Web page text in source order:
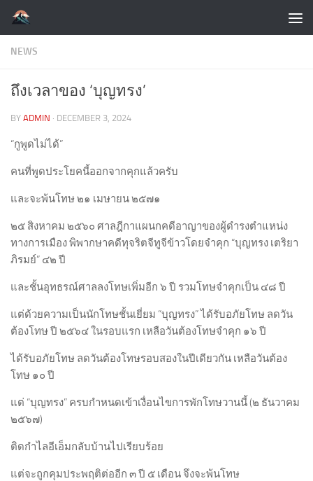
Skip to content
NEWS
ถึงเวลาของ ‘บุญทรง’
BY ADMIN · DECEMBER 3, 2024
“กูพูดไม่ได้”
คนที่พูดประโยคนี้ออกจากคุกแล้วครับ
และจะพ้นโทษ ๒๑ เมษายน ๒๕๗๑
๒๕ สิงหาคม ๒๕๖๐ ศาลฎีกาแผนกคดีอาญาของผู้ดำรงตำแหน่ง
ทางการเมือง พิพากษาคดีทุจริตจีทูจีข้าวโดยจำคุก “บุญทรง เตริยา
ภิรมย์” ๔๒ ปี
และชั้นอุทธรณ์ศาลลงโทษเพิ่มอีก ๖ ปี รวมโทษจำคุกเป็น ๔๘ ปี
แต่ด้วยความเป็นนักโทษชั้นเยี่ยม “บุญทรง” ได้รับอภัยโทษ ลดวัน
ต้องโทษ ปี ๒๕๖๔ ในรอบแรก เหลือวันต้องโทษจำคุก ๑๖ ปี
ได้รับอภัยโทษ ลดวันต้องโทษรอบสองในปีเดียวกัน เหลือวันต้อง
โทษ ๑๐ ปี
แต่ “บุญทรง” ครบกำหนดเข้าเงื่อนไขการพักโทษวานนี้ (๒ ธันวาคม
๒๕๖๗)
ติดกำไลอีเอ็มกลับบ้านไปเรียบร้อย
แต่จะถูกคุมประพฤติต่ออีก ๓ ปี ๕ เดือน จึงจะพ้นโทษ